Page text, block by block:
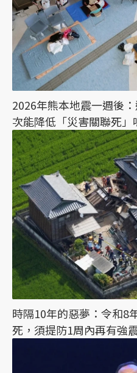
2026年熊本地震一週後
次能降低「災害關聯死」
時隔10年的惡夢：令和8
死，須提防1周內再有強